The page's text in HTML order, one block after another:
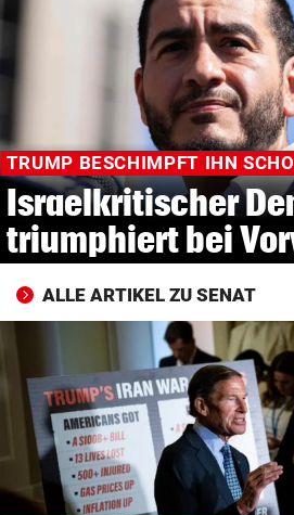
© Krone Multimedia GmbH & Co KG
Muthgasse 2, 1190 Wien
TRUMP BESCHIMPFT IHN
Israelkritischer
triumphiert bei
ALLE ARTIKEL ZU SENAT